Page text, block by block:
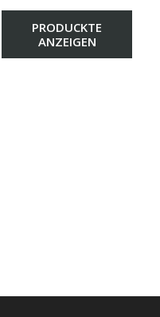
PRODUCKTE
ANZEIGEN